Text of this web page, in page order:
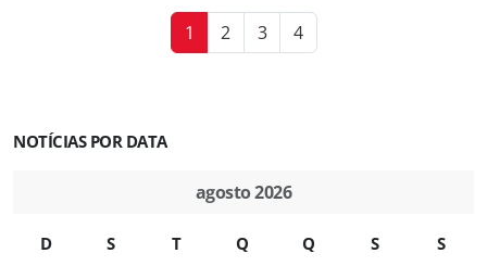
1 2 3 4
NOTÍCIAS POR DATA
agosto 2026
D S T Q Q S S